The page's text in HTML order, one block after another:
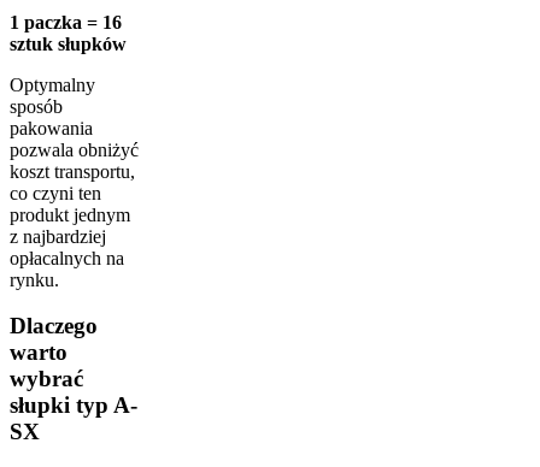
1 paczka = 16
sztuk słupków
Optymalny
sposób
pakowania
pozwala obniżyć
koszt transportu,
co czyni ten
produkt jednym
z najbardziej
opłacalnych na
rynku.
Dlaczego
warto
wybrać
słupki typ A-
SX